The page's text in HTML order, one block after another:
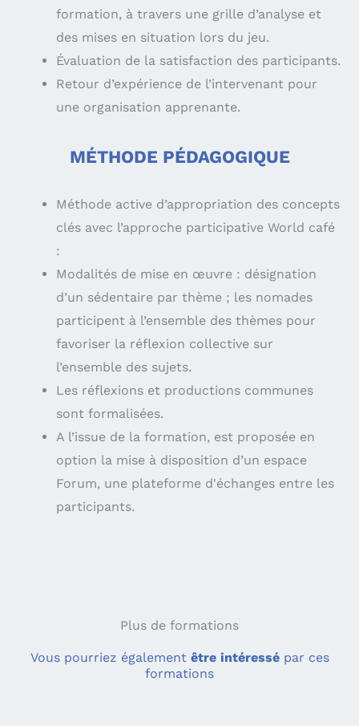
formation, à travers une grille d’analyse et
des mises en situation lors du jeu.
Évaluation de la satisfaction des participants.
Retour d’expérience de l’intervenant pour
une organisation apprenante.
MÉTHODE PÉDAGOGIQUE
Méthode active d’appropriation des concepts
clés avec l’approche participative World café
:
Modalités de mise en œuvre : désignation
d’un sédentaire par thème ; les nomades
participent à l’ensemble des thèmes pour
favoriser la réflexion collective sur
l’ensemble des sujets.
Les réflexions et productions communes
sont formalisées.
A l’issue de la formation, est proposée en
option la mise à disposition d’un espace
Forum, une plateforme d'échanges entre les
participants.
Plus de formations
Vous pourriez également être intéressé par ces
formations